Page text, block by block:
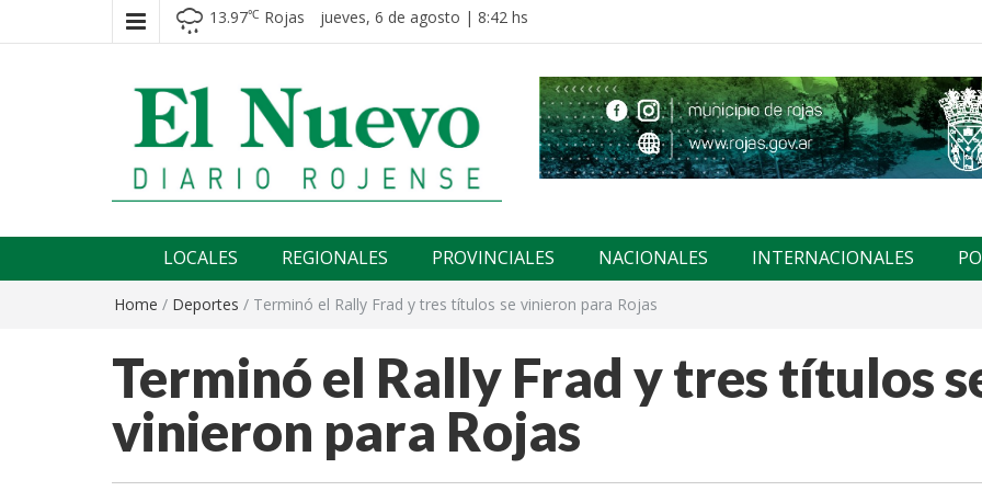
13.97℃ Rojas jueves, 6 de agosto | 8:42 hs
El nuevo rojense
LOCALES REGIONALES PROVINCIALES NACIONALES INTERNACIONALES
Home / Deportes / Terminó el Rally Frad y tres títulos se vinieron para Rojas
Terminó el Rally Frad y tres títulos
vinieron para Rojas